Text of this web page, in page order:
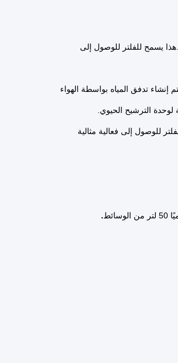
يسمح للفلتر للوصول إلى
تدفق المياه بواسطة الهواء
الترشيح الحيوي.
للوصول إلى فعالية مثالية
.